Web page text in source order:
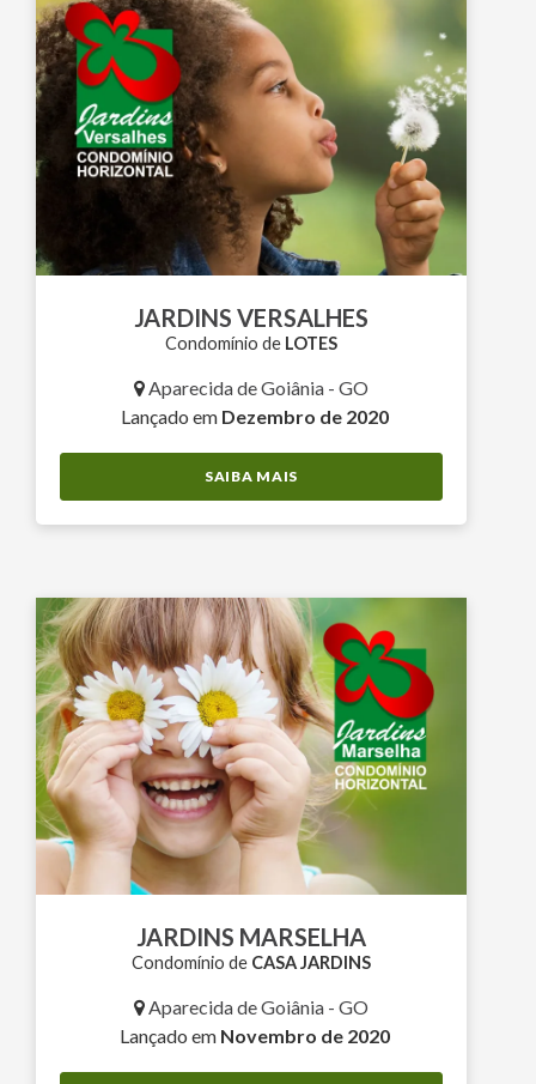
JARDINS VERSALHES
Condomínio de LOTES
Aparecida de Goiânia - GO
Lançado em Dezembro de 2020
SAIBA MAIS
JARDINS MARSELHA
Condomínio de CASA JARDINS
Aparecida de Goiânia - GO
Lançado em Novembro de 2020